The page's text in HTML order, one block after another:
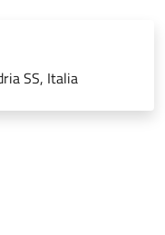
SS, Italia